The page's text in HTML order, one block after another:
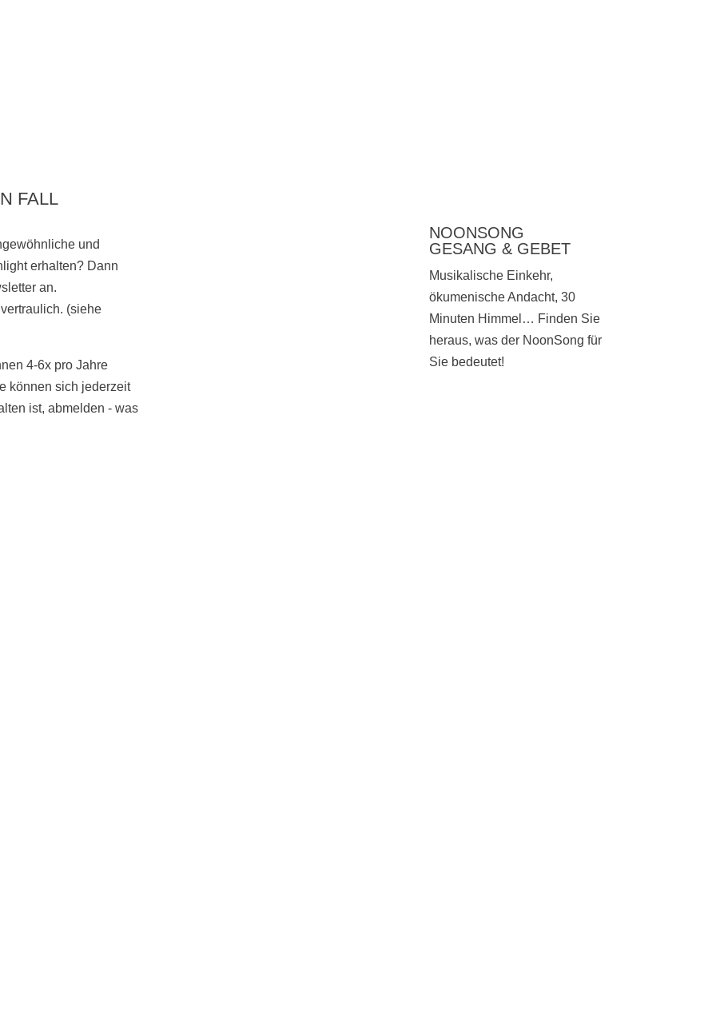
FALL
und
erhalten? Dann
an.
(siehe
4-6x pro Jahre
können sich jederzeit
ist, abmelden - was
NOONSONG
GESANG & GEBET
Musikalische Einkehr,
ökumenische Andacht, 30
Minuten Himmel… Finden Sie
heraus, was der NoonSong für
Sie bedeutet!